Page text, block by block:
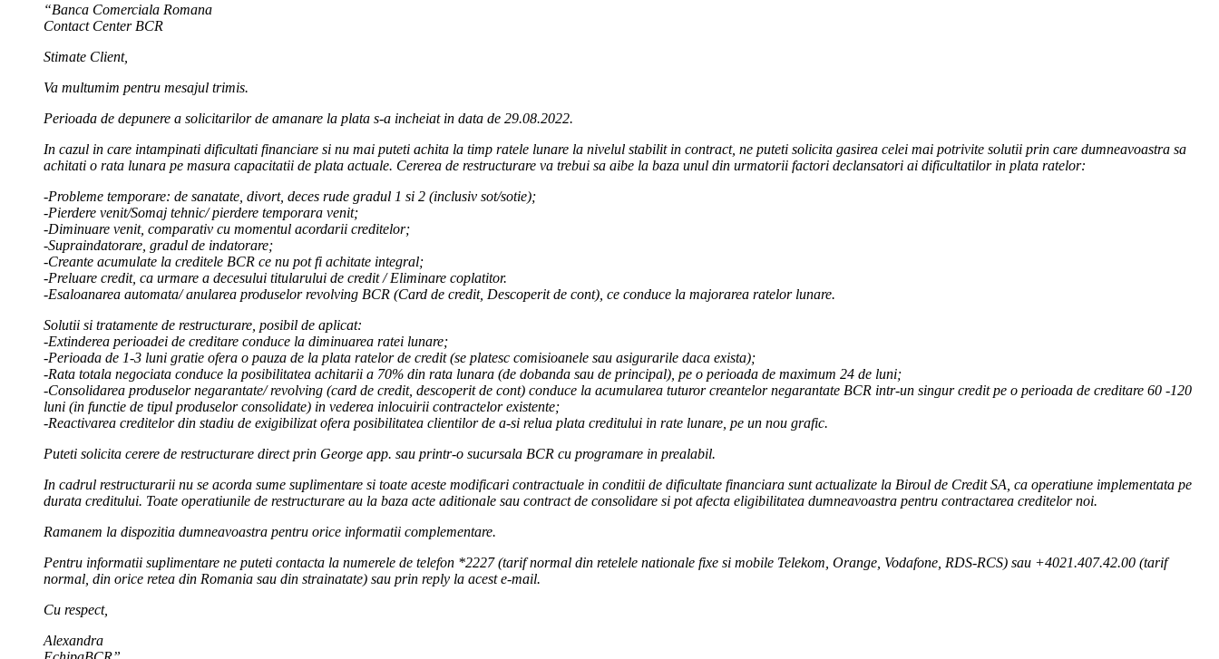
“Banca Comerciala Romana
Contact Center BCR
Stimate Client,
Va multumim pentru mesajul trimis.
Perioada de depunere a solicitarilor de amanare la plata s-a incheiat in data de 29.08.2022.
In cazul in care intampinati dificultati financiare si nu mai puteti achita la timp ratele lunare la nivelul stabilit in contract, ne puteti solicita gasirea celei mai potrivite solutii prin care dumneavoastra sa
achitati o rata lunara pe masura capacitatii de plata actuale. Cererea de restructurare va trebui sa aibe la baza unul din urmatorii factori declansatori ai dificultatilor in plata ratelor:
-Probleme temporare: de sanatate, divort, deces rude gradul 1 si 2 (inclusiv sot/sotie);
-Pierdere venit/Somaj tehnic/ pierdere temporara venit;
-Diminuare venit, comparativ cu momentul acordarii creditelor;
-Supraindatorare, gradul de indatorare;
-Creante acumulate la creditele BCR ce nu pot fi achitate integral;
-Preluare credit, ca urmare a decesului titularului de credit / Eliminare coplatitor.
-Esaloanarea automata/ anularea produselor revolving BCR (Card de credit, Descoperit de cont), ce conduce la majorarea ratelor lunare.
Solutii si tratamente de restructurare, posibil de aplicat:
-Extinderea perioadei de creditare conduce la diminuarea ratei lunare;
-Perioada de 1-3 luni gratie ofera o pauza de la plata ratelor de credit (se platesc comisioanele sau asigurarile daca exista);
-Rata totala negociata conduce la posibilitatea achitarii a 70% din rata lunara (de dobanda sau de principal), pe o perioada de maximum 24 de luni;
-Consolidarea produselor negarantate/ revolving (card de credit, descoperit de cont) conduce la acumularea tuturor creantelor negarantate BCR intr-un singur credit pe o perioada de creditare 60 -120
luni (in functie de tipul produselor consolidate) in vederea inlocuirii contractelor existente;
-Reactivarea creditelor din stadiu de exigibilizat ofera posibilitatea clientilor de a-si relua plata creditului in rate lunare, pe un nou grafic.
Puteti solicita cerere de restructurare direct prin George app. sau printr-o sucursala BCR cu programare in prealabil.
In cadrul restructurarii nu se acorda sume suplimentare si toate aceste modificari contractuale in conditii de dificultate financiara sunt actualizate la Biroul de Credit SA, ca operatiune implementata pe
durata creditului. Toate operatiunile de restructurare au la baza acte aditionale sau contract de consolidare si pot afecta eligibilitatea dumneavoastra pentru contractarea creditelor noi.
Ramanem la dispozitia dumneavoastra pentru orice informatii complementare.
Pentru informatii suplimentare ne puteti contacta la numerele de telefon *2227 (tarif normal din retelele nationale fixe si mobile Telekom, Orange, Vodafone, RDS-RCS) sau +4021.407.42.00 (tarif
normal, din orice retea din Romania sau din strainatate) sau prin reply la acest e-mail.
Cu respect,
Alexandra